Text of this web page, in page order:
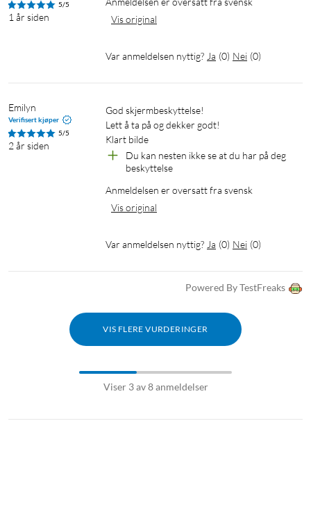
5/5
1 år siden
Vis original
Var anmeldelsen nyttig? Ja (0) Nei (0)
Emilyn
Verifisert kjøper
5/5
2 år siden
God skjermbeskyttelse!
Lett å ta på og dekker godt!
Klart bilde
Du kan nesten ikke se at du har på deg
beskyttelse
Anmeldelsen er oversatt fra svensk
Vis original
Var anmeldelsen nyttig? Ja (0) Nei (0)
Powered By TestFreaks
VIS FLERE VURDERINGER
Viser 3 av 8 anmeldelser